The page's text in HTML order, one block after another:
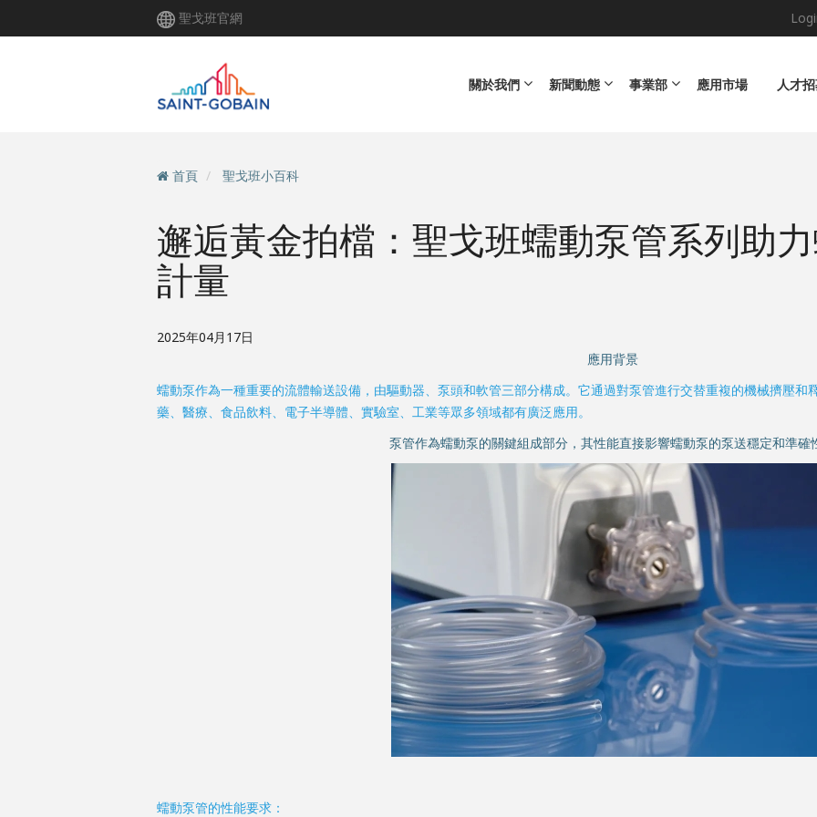
聖戈班官網
關於我們 新聞動態 事業部 應用市場 人才
首頁 聖戈班小百科
邂逅黃金拍檔：聖戈班蠕動泵管系列助
計量
2025年04月17日
應用背景
蠕動泵作為一種重要的流體輸送設備，由驅動器、泵頭和軟管三部分構成。它通過對泵管進行交替重複的機械擠壓和
藥、醫療、食品飲料、電子半導體、實驗室、工業等眾多領域都有廣泛應用。
泵管作為蠕動泵的關鍵組成部分，其性能直接影響蠕動泵的泵送穩定和準確
蠕動泵管的性能要求：